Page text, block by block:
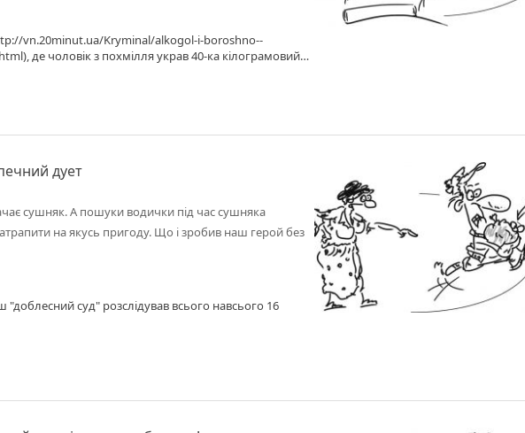
vn.20minut.ua/Kryminal/alkogol-i-boroshno--
де чоловік з похмілля украв 40-ка кілограмовий
згодом
до двох років позбавлення волі, але звільнили
логіку...
дует
сушняк. А пошуки водички під час сушняка
на якусь пригоду. Що і зробив наш герой без
суд" розслідував всього навсього 16